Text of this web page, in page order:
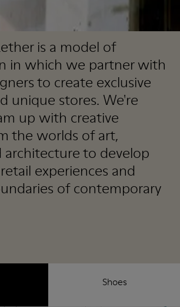
is a model of
in which we partner with
to create exclusive
unique stores. We're
up with creative
the worlds of art,
architecture to develop
experiences and
of contemporary
Shoes